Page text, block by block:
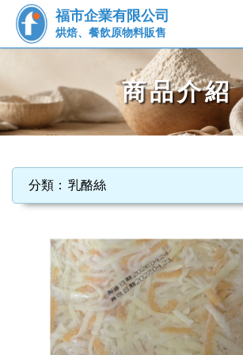
福市企業有限公司
烘焙、餐飲原物料販售
商品介紹
乳酪絲